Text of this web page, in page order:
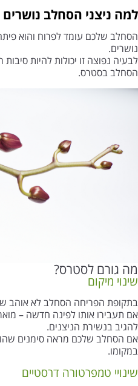
למה ניצני הסחלב
הסחלב שלכם עומד לפרוח והוא
נושרים.
לבעיה נפוצה זו יכולות להיות
הסחלב בסטרס.
מה גורם לסטרס?
שינוי מיקום
בתקופת הפריחה הסחלב לא אוהב
אם תעבירו אותו לפינה חדשה –
להגיב בנשירת הניצנים.
אם הסחלב שלכם מראה סימנים
במקומו.
שינויי טמפרטורה דרסטיים